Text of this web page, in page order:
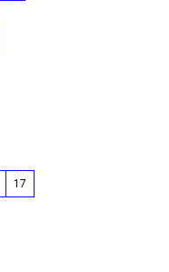
17